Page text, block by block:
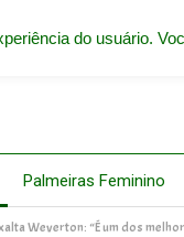
Palmeiras Feminino
Weverton: “É um dos
do usuário.